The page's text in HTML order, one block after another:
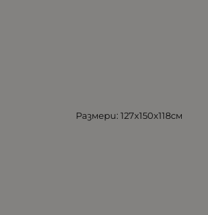
Размери: 127х150х118см